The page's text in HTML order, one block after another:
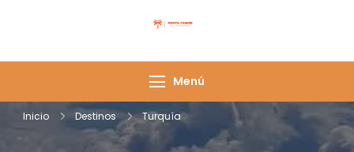
Menú
Inicio Destinos Turquía